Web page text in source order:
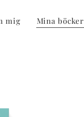
mig Mina böcker